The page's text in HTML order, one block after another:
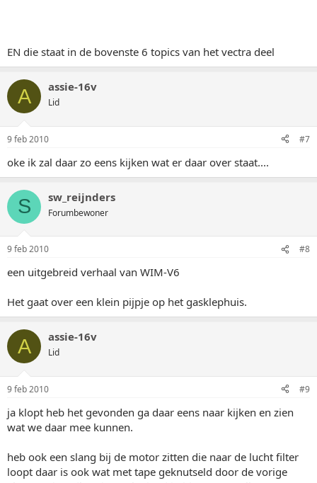
EN die staat in de bovenste 6 topics van het vectra deel
A assie-16v
Lid
9 feb 2010 #7
oke ik zal daar zo eens kijken wat er daar over staat....
S sw_reijnders
Forumbewoner
9 feb 2010 #8
een uitgebreid verhaal van WIM-V6
Het gaat over een klein pijpje op het gasklephuis.
A assie-16v
Lid
9 feb 2010 #9
ja klopt heb het gevonden ga daar eens naar kijken en zien
wat we daar mee kunnen.
heb ook een slang bij de motor zitten die naar de lucht filter
loopt daar is ook wat met tape geknutseld door de vorige